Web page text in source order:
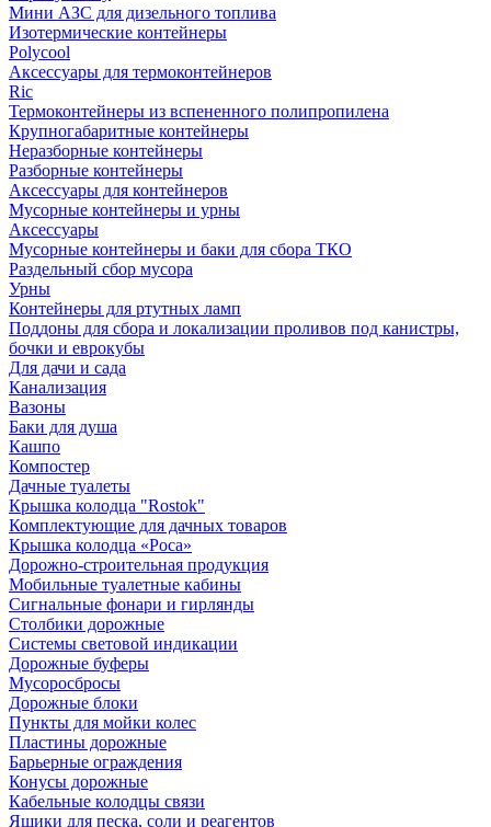
Мини АЗС для дизельного топлива
Изотермические контейнеры
Polycool
Аксессуары для термоконтейнеров
Ric
Термоконтейнеры из вспененного полипропилена
Крупногабаритные контейнеры
Неразборные контейнеры
Разборные контейнеры
Аксессуары для контейнеров
Мусорные контейнеры и урны
Аксессуары
Мусорные контейнеры и баки для сбора ТКО
Раздельный сбор мусора
Урны
Контейнеры для ртутных ламп
Поддоны для сбора и локализации проливов под канистры,
бочки и еврокубы
Для дачи и сада
Канализация
Вазоны
Баки для душа
Кашпо
Компостер
Дачные туалеты
Крышка колодца "Rostok"
Комплектующие для дачных товаров
Крышка колодца «Роса»
Дорожно-строительная продукция
Мобильные туалетные кабины
Сигнальные фонари и гирлянды
Столбики дорожные
Системы световой индикации
Дорожные буферы
Мусоросбросы
Дорожные блоки
Пункты для мойки колес
Пластины дорожные
Барьерные ограждения
Конусы дорожные
Кабельные колодцы связи
Ящики для песка, соли и реагентов